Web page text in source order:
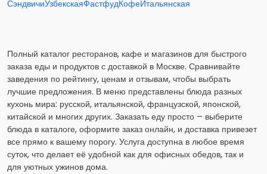
СэндвичиУзбекскаяФастфудКофеИтальянская
Полный каталог ресторанов, кафе и магазинов для быстрого
заказа еды и продуктов с доставкой в Москве. Сравнивайте
заведения по рейтингу, ценам и отзывам, чтобы выбрать
лучшие предложения. В меню представлены блюда разных
кухонь мира: русской, итальянской, французской, японской,
китайской и многих других. Заказать еду просто – выберите
блюда в каталоге, оформите заказ онлайн, и доставка привезет
все прямо к вашему порогу. Услуга доступна в любое время
суток, что делает её удобной как для офисных обедов, так и
для уютных ужинов дома.